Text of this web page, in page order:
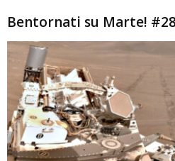
Bentornati su Marte!